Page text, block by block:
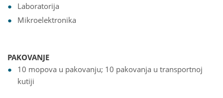
Laboratorija
Mikroelektronika
PAKOVANJE
10 mopova u pakovanju; 10 pakovanja u transportnoj
kutiji